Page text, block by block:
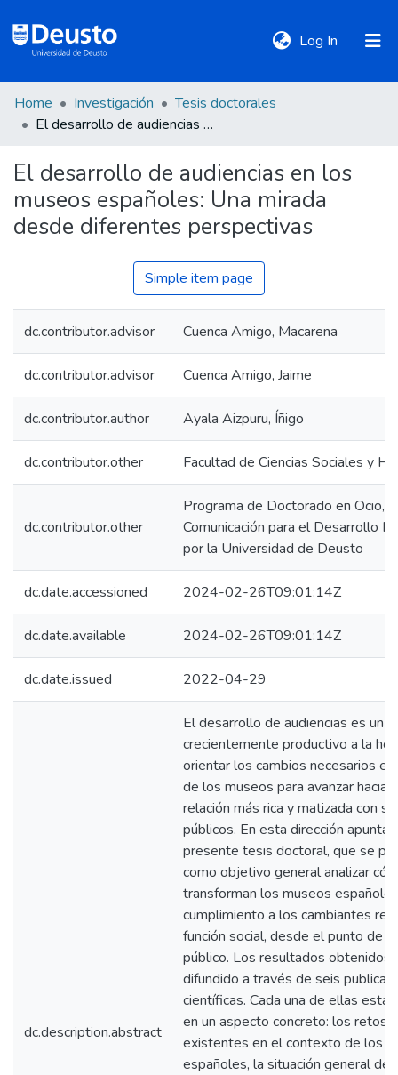
Log In (current)
DeustoTeka
Communities
&
Collections
Statistics
Home Investigación
Tesis doctorales
El desarrollo de audiencias en los museos españoles: Una mirada desde diferentes perspectivas
El desarrollo de audiencias en los
museos españoles: Una mirada
desde diferentes perspectivas
Simple item page
dc.contributor.advisor Cuenca Amigo, Macarena
dc.contributor.advisor Cuenca Amigo, Jaime
dc.contributor.author Ayala Aizpuru, Íñigo
dc.contributor.other Facultad de Ciencias Sociales y
dc.contributor.other
Programa de Doctorado en Ocio,
Comunicación para el Desarrollo
por la Universidad de Deusto
dc.date.accessioned 2024-02-26T09:01:14Z
dc.date.available 2024-02-26T09:01:14Z
dc.date.issued 2022-04-29
dc.description.abstract
El desarrollo de audiencias es un
crecientemente productivo a la
orientar los cambios necesarios
de los museos para avanzar hacia
relación más rica y matizada con
públicos. En esta dirección apunta
presente tesis doctoral, que se
como objetivo general analizar
transforman los museos
cumplimiento a los cambiantes
función social, desde el punto de
público. Los resultados obtenidos
difundido a través de seis
científicas. Cada una de ellas está
en un aspecto concreto: los retos
existentes en el contexto de los
españoles, la situación general del